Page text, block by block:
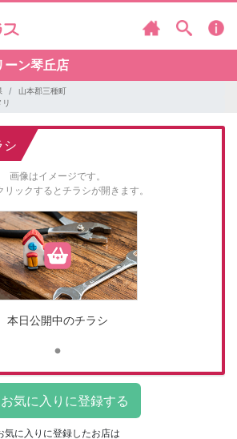
ーン琴丘店
山本郡三種町
リ
シ
画像はイメージです。
リックするとチラシが開きます。
本日公開中のチラシ
気に入りに登録したお店は